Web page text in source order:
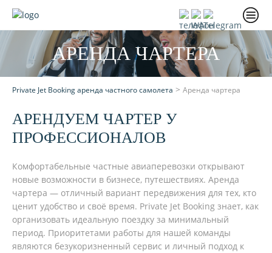
АРЕНДА ЧАРТЕРА
Private Jet Booking аренда частного самолета > Аренда чартера
АРЕНДУЕМ ЧАРТЕР У
ПРОФЕССИОНАЛОВ
Комфортабельные частные авиаперевозки открывают
новые возможности в бизнесе, путешествиях. Аренда
чартера — отличный вариант передвижения для тех, кто
ценит удобство и своё время. Private Jet Booking знает, как
организовать идеальную поездку за минимальный
период. Приоритетами работы для нашей команды
являются безукоризненный сервис и личный подход к